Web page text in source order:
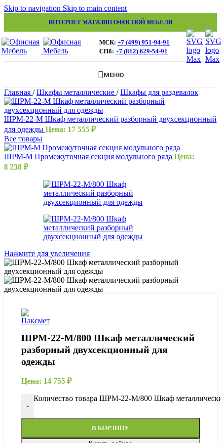
Skip to navigation Skip to main content
ИНТЕРНЕТ МАГАЗИН ОФИСНОЙ МЕБЕЛИ
МСК: +7 (499) 951-94-91
СПб: +7 (812) 629-54-91
МЕНЮ
Главная / Шкафы металлические / Шкафы для раздевалок
ШРМ-22-М Шкаф металлический разборный двухсекционный
для одежды Цена: 17 555 ₽
Все товары
ШРМ-М Промежуточная секция модульного ряда Цена:
8 238 ₽
Нажмите для увеличения
ШРМ-22-М/800 Шкаф металлический
разборный двухсекционный для
одежды
Цена: 14 755 ₽
-
Количество товара ШРМ-22-М/800 Шкаф
В КОРЗИНУ